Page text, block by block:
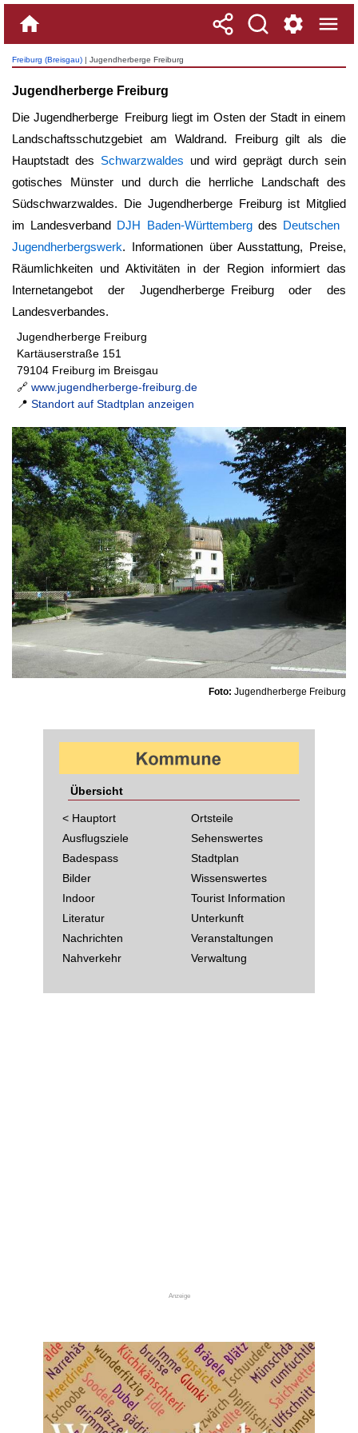
Freiburg (Breisgau) | Jugendherberge Freiburg
Jugendherberge Freiburg
Die Jugendherberge Freiburg liegt im Osten der Stadt in einem
Landschaftsschutzgebiet am Waldrand. Freiburg gilt als die
Hauptstadt des Schwarzwaldes und wird geprägt durch sein
gotisches Münster und durch die herrliche Landschaft des
Südschwarzwaldes. Die Jugendherberge Freiburgist Mitglied
im Landesverband DJH Baden-Württemberg des Deutschen
Jugendherbergswerk. Informationen über Ausstattung, Preise,
Räumlichkeiten und Aktivitäten in der Region informiert das
Internetangebot der Jugendherberge Freiburgoder des
Landesverbandes.
Jugendherberge Freiburg
Kartäuserstraße 151
79104 Freiburg im Breisgau
🔗 www.jugendherberge-freiburg.de
📍 Standort auf Stadtplan anzeigen
Foto: Jugendherberge Freiburg
Übersicht
< Hauptort
Ausflugsziele
Badespass
Bilder
Indoor
Literatur
Nachrichten
Nahverkehr
Ortsteile
Sehenswertes
Stadtplan
Wissenswertes
Tourist Information
Unterkunft
Veranstaltungen
Verwaltung
Anzeige